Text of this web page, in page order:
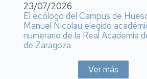
23/07/2026
El ecólogo del Campus de
Manuel Nicolau elegido
numerario de la Real Academia
de Zaragoza
Ver más